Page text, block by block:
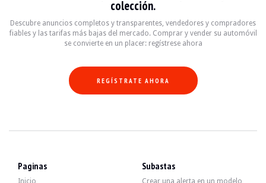
- Techo interior antracita
- Autorradio Pioneer de época.
El motor es un 4 cilindros en línea 2.3 que desarrolla 200 CV.
colección.
Descubre anuncios completos y transparentes, vendedores y compradores
fiables y las tarifas más bajas del mercado. Comprar y vender su automóvil
se convierte en un placer: regístrese ahora
REGÍSTRATE AHORA
Paginas
Inicio
Subastas
Crear una alerta en un modelo